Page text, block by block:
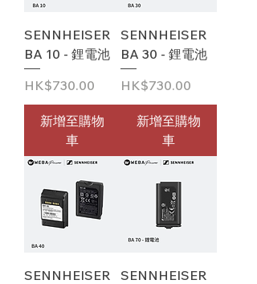
SENNHEISER
BA 10 - 鋰電池
價格
HK$730.00
新增至購物
車
SENNHEISER
BA 30 - 鋰電池
價格
HK$730.00
新增至購物
車
SENNHEISER
SENNHEISER